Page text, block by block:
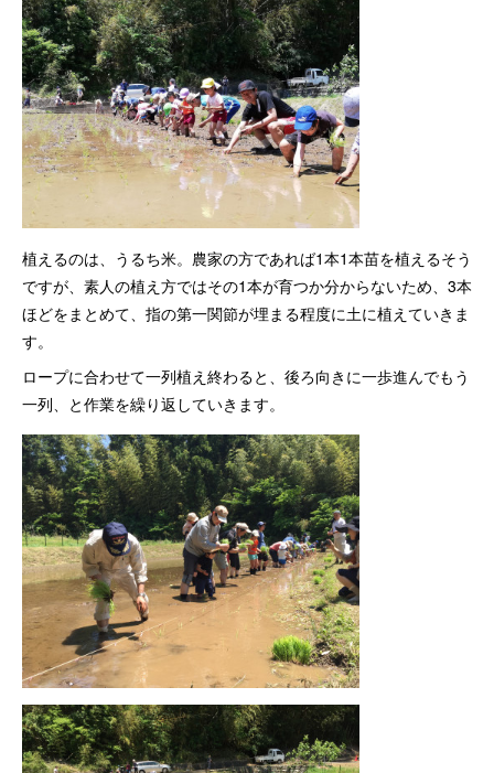
植えるのは、うるち米。農家の方であれば1本1本苗を植えるそう
ですが、素人の植え方ではその1本が育つか分からないため、3本
ほどをまとめて、指の第一関節が埋まる程度に土に植えていきま
す。
ロープに合わせて一列植え終わると、後ろ向きに一歩進んでもう
一列、と作業を繰り返していきます。